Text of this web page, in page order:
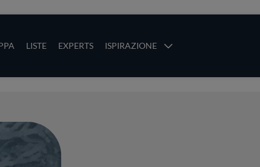
LISTE EXPERTS ISPIRAZIONE